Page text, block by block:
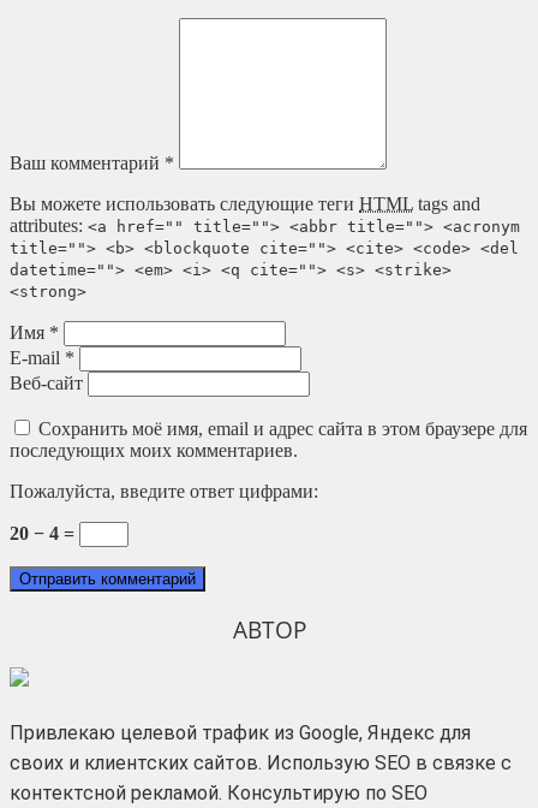
Ваш комментарий *
Вы можете использовать следующие теги HTML tags and
attributes: <a href="" title=""> <abbr title=""> <acronym
title=""> <b> <blockquote cite=""> <cite> <code> <del
datetime=""> <em> <i> <q cite=""> <s> <strike>
<strong>
Имя *
E-mail *
Веб-сайт
Сохранить моё имя, email и адрес сайта в этом браузере для
последующих моих комментариев.
Пожалуйста, введите ответ цифрами:
20 − 4 =
АВТОР
Привлекаю целевой трафик из Google, Яндекс для
своих и клиентских сайтов. Использую SEO в связке с
контектсной рекламой. Консультирую по SEO